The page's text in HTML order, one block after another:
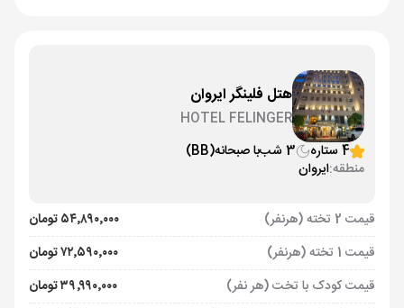
هتل فلینگر ایروان
HOTEL FELINGER
4 ستاره
3 شب با صبحانه(BB)
منطقه:ایروان
قیمت 2 تخته (هرنفر)
۵۴٬۸۹۰٬۰۰۰ تومان
قیمت 1 تخته (هرنفر)
۷۲٬۵۹۰٬۰۰۰ تومان
قیمت کودک با تخت (هر نفر)
۳۹٬۹۹۰٬۰۰۰ تومان